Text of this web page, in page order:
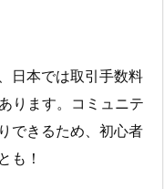
日本では取引手数料
ります。コミュニテ
できるため、初心者
も！